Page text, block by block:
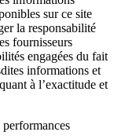
sur ce site
la responsabilité
fournisseurs
engagées du fait
informations et
à l’exactitude et
performances